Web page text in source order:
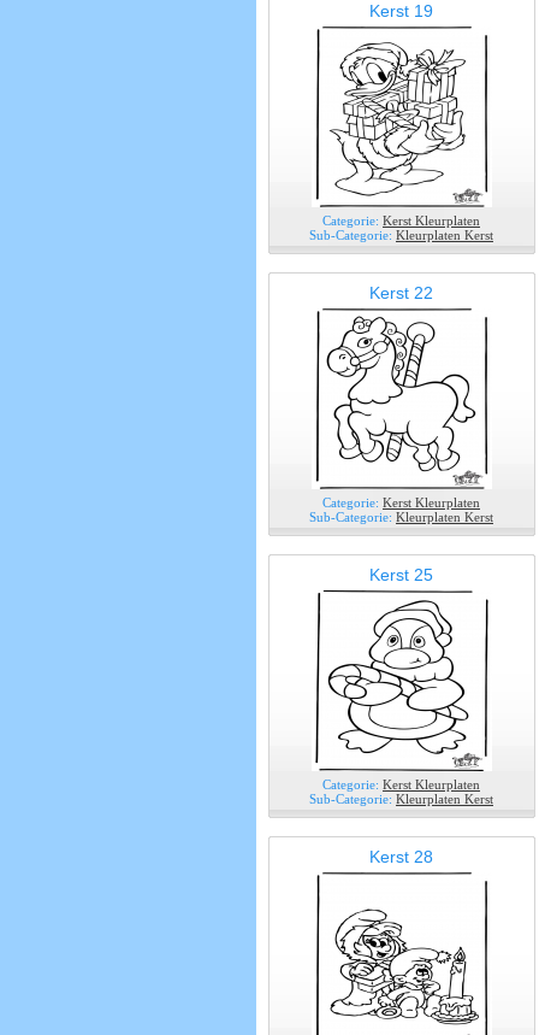
Kerst 19
Categorie: Kerst Kleurplaten
Sub-Categorie: Kleurplaten Kerst
Kerst 22
Categorie: Kerst Kleurplaten
Sub-Categorie: Kleurplaten Kerst
Kerst 25
Categorie: Kerst Kleurplaten
Sub-Categorie: Kleurplaten Kerst
Kerst 28